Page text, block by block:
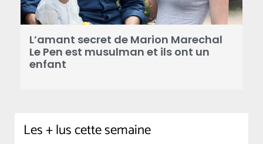
L’amant secret de Marion Marechal
Le Pen est musulman et ils ont un
enfant
Les + lus cette semaine